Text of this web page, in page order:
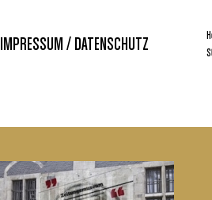
IMPRESSUM / DATENSCHUTZ